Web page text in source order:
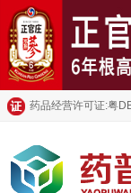
药品经营许可证:粤